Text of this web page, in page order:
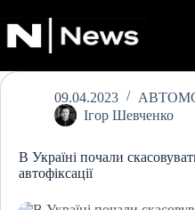
до
вмісту
09.04.2023
Ігор Шевченко
В Україні почали
автофіксації